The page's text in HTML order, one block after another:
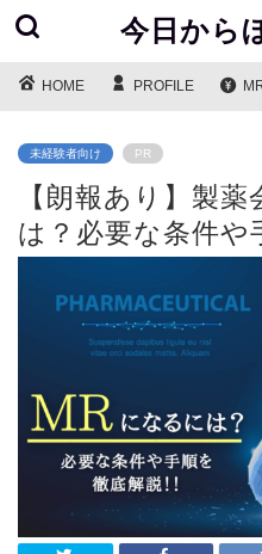
今日から
HOME PROFILE
未経験者向け PR
【朗報あり】製
は？必要な条件や